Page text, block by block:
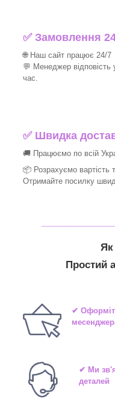
✅ Замовлення
🌐 Наш сайт працює 24/7
💬 Менеджер
час.
✅Швидка
🚚 Працюємо по всій
📦 Розрахуємо вартість
Отримайте посилку
Як
Простий
✔
✔ Ми
деталей